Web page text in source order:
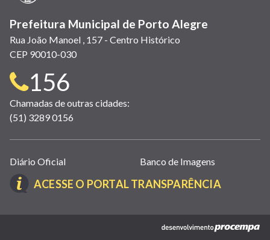
Prefeitura Municipal de Porto Alegre
Rua João Manoel , 157 - Centro Histórico
CEP 90010-030
Telefone
para
contato:
156
Chamadas de outras cidades:
(51) 3289 0156
Links
úteis
(abrem
nova
Diário Oficial Banco de Imagens
ACESSE O PORTAL TRANSPARÊNCIA(LINK
EM
NOVA